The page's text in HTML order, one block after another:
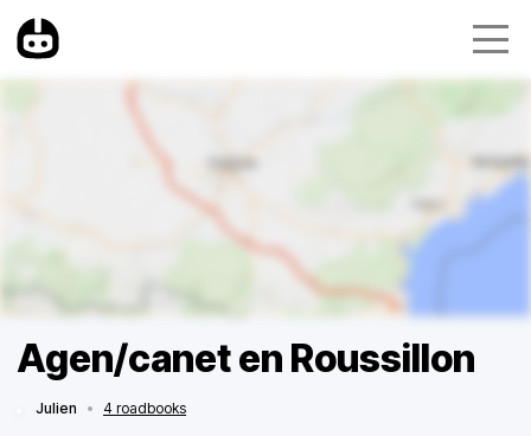
Agen/canet en Roussillon
Julien • 4 roadbooks